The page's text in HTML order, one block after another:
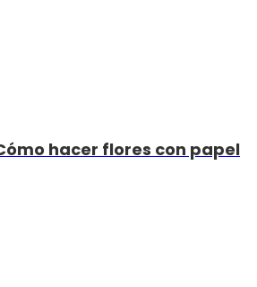
hacer flores con papel